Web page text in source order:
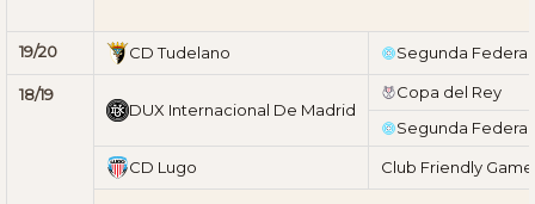
19/20 CD Tudelano Segunda
18/19
DUX Internacional De Madrid
Copa del Rey
Segunda
CD Lugo Club Friendly